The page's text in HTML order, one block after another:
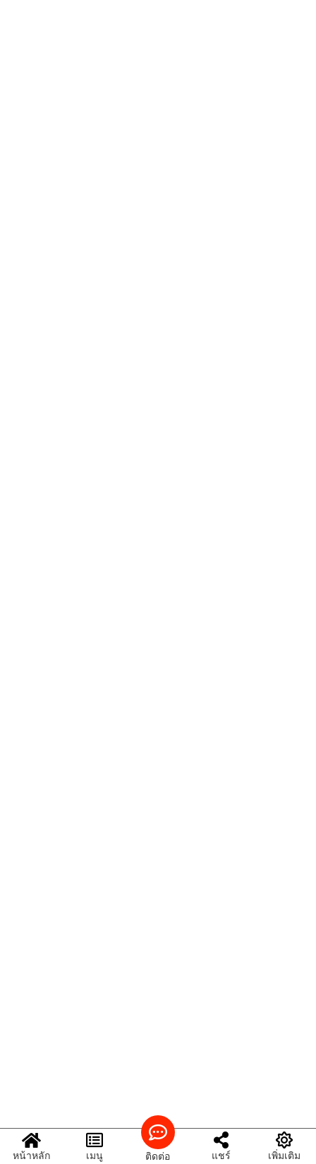
หน้าหลัก เมนู ติดต่อ แชร์ เพิ่มเติม